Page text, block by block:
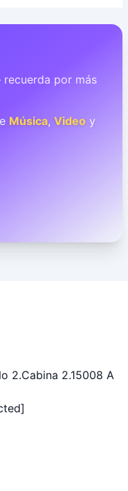
por más
Música, Video y
2.Cabina 2.15008 A